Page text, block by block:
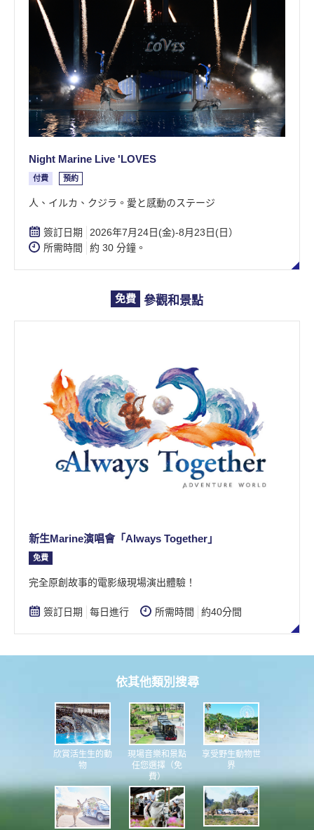
Night Marine Live 'LOVES
付費 預約
​人、イルカ、クジラ。愛と感動のステージ
簽訂日期
2026年7月24日(金)-8月23日(日）
所需時間
約 30 分鐘。
免費 參觀和景點
新生Marine演唱會「Always Together」
免費
​完全原創故事的電影級現場演出體驗！
簽訂日期 每日進行 所需時間 約40分間
依其他類別搜尋
欣賞活生生的動
物
現場音樂和景點
任您選擇（免
費）
享受野生動物世
界